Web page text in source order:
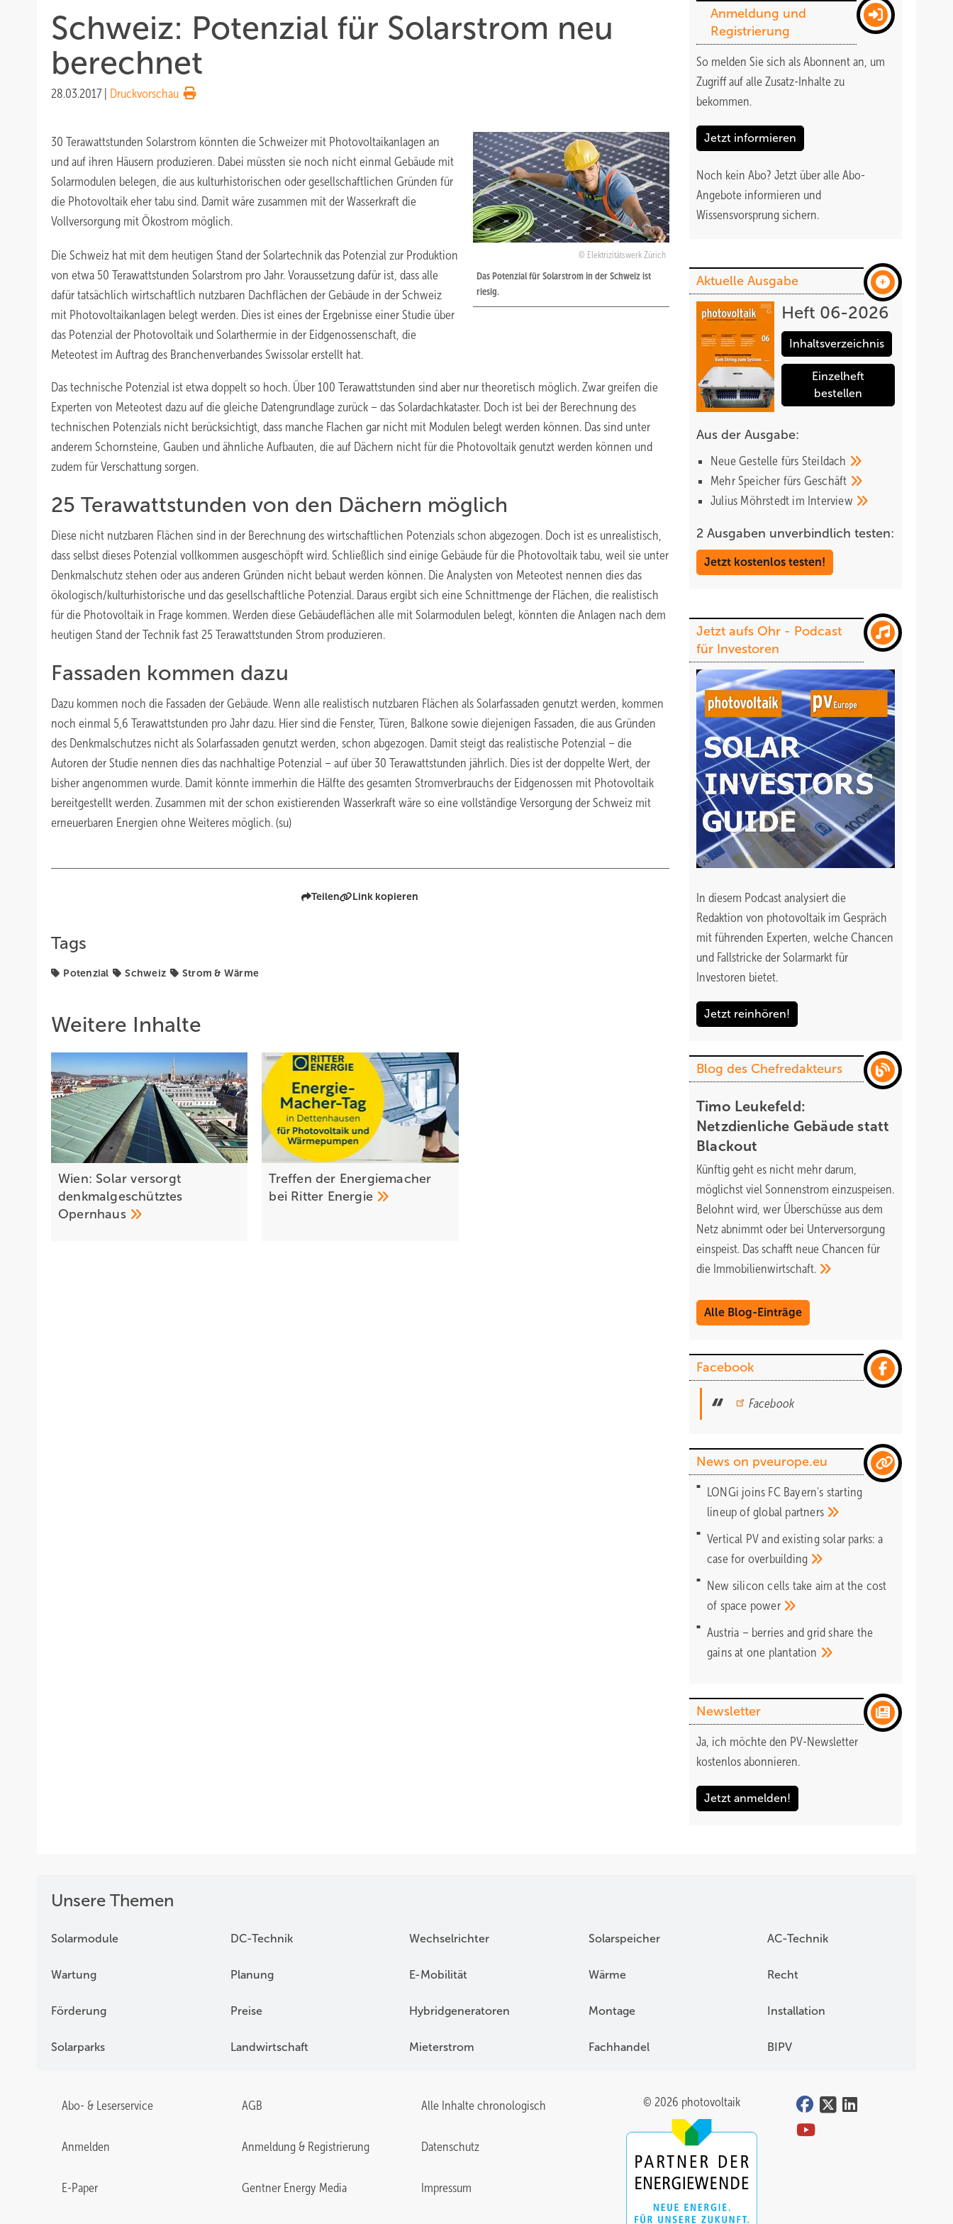
Schweiz: Potenzial für Solarstrom neu
berechnet
28.03.2017 Druckvorschau
Elektrizitätswerk Zürich
Das Potenzial für Solarstrom in der Schweiz ist
riesig.
30 Terawattstunden Solarstrom könnten die Schweizer mit Photovoltaikanlagen an
und auf ihren Häusern produzieren. Dabei müssten sie noch nicht einmal Gebäude mit
Solarmodulen belegen, die aus kulturhistorischen oder gesellschaftlichen Gründen für
die Photovoltaik eher tabu sind. Damit wäre zusammen mit der Wasserkraft die
Vollversorgung mit Ökostrom möglich.
Die Schweiz hat mit dem heutigen Stand der Solartechnik das Potenzial zur Produktion
von etwa 50 Terawattstunden Solarstrom pro Jahr. Voraussetzung dafür ist, dass alle
dafür tatsächlich wirtschaftlich nutzbaren Dachflächen der Gebäude in der Schweiz
mit Photovoltaikanlagen belegt werden. Dies ist eines der Ergebnisse einer Studie über
das Potenzial der Photovoltaik und Solarthermie in der Eidgenossenschaft, die
Meteotest im Auftrag des Branchenverbandes Swissolar erstellt hat.
Das technische Potenzial ist etwa doppelt so hoch. Über 100 Terawattstunden sind aber nur theoretisch möglich. Zwar greifen die
Experten von Meteotest dazu auf die gleiche Datengrundlage zurück – das Solardachkataster. Doch ist bei der Berechnung des
technischen Potenzials nicht berücksichtigt, dass manche Flachen gar nicht mit Modulen belegt werden können. Das sind unter
anderem Schornsteine, Gauben und ähnliche Aufbauten, die auf Dächern nicht für die Photovoltaik genutzt werden können und
zudem für Verschattung sorgen.
25 Terawattstunden von den Dächern möglich
Diese nicht nutzbaren Flächen sind in der Berechnung des wirtschaftlichen Potenzials schon abgezogen. Doch ist es unrealistisch,
dass selbst dieses Potenzial vollkommen ausgeschöpft wird. Schließlich sind einige Gebäude für die Photovoltaik tabu, weil sie unter
Denkmalschutz stehen oder aus anderen Gründen nicht bebaut werden können. Die Analysten von Meteotest nennen dies das
ökologisch/kulturhistorische und das gesellschaftliche Potenzial. Daraus ergibt sich eine Schnittmenge der Flächen, die realistisch
für die Photovoltaik in Frage kommen. Werden diese Gebäudeflächen alle mit Solarmodulen belegt, könnten die Anlagen nach dem
heutigen Stand der Technik fast 25 Terawattstunden Strom produzieren.
Fassaden kommen dazu
Dazu kommen noch die Fassaden der Gebäude. Wenn alle realistisch nutzbaren Flächen als Solarfassaden genutzt werden, kommen
noch einmal 5,6 Terawattstunden pro Jahr dazu. Hier sind die Fenster, Türen, Balkone sowie diejenigen Fassaden, die aus Gründen
des Denkmalschutzes nicht als Solarfassaden genutzt werden, schon abgezogen. Damit steigt das realistische Potenzial – die
Autoren der Studie nennen dies das nachhaltige Potenzial – auf über 30 Terawattstunden jährlich. Dies ist der doppelte Wert, der
bisher angenommen wurde. Damit könnte immerhin die Hälfte des gesamten Stromverbrauchs der Eidgenossen mit Photovoltaik
bereitgestellt werden. Zusammen mit der schon existierenden Wasserkraft wäre so eine vollständige Versorgung der Schweiz mit
erneuerbaren Energien ohne Weiteres möglich. (su)
Teilen Link kopieren
Tags
Potenzial Schweiz Strom & Wärme
Weitere Inhalte
Wien: Solar versorgt
denkmalgeschütztes
Opernhaus
Treffen der Energiemacher
bei Ritter Energie
Anmeldung und
Registrierung
So melden Sie sich als Abonnent an, um
Zugriff auf alle Zusatz-Inhalte zu
bekommen.
Jetzt informieren
Noch kein Abo? Jetzt über alle Abo-
Angebote informieren und
Wissensvorsprung sichern.
Aktuelle Ausgabe
Heft 06-2026
Inhaltsverzeichnis
Einzelheft
bestellen
Aus der Ausgabe:
Neue Gestelle fürs Steildach
Mehr Speicher fürs Geschäft
Julius Möhrstedt im Interview
2 Ausgaben unverbindlich testen:
Jetzt kostenlos testen!
Jetzt aufs Ohr - Podcast
für Investoren
In diesem Podcast analysiert die
Redaktion von photovoltaik im Gespräch
mit führenden Experten, welche Chancen
und Fallstricke der Solarmarkt für
Investoren bietet.
Jetzt reinhören!
Blog des Chefredakteurs
Timo Leukefeld:
Netzdienliche Gebäude statt
Blackout
Künftig geht es nicht mehr darum,
möglichst viel Sonnenstrom einzuspeisen.
Belohnt wird, wer Überschüsse aus dem
Netz abnimmt oder bei Unterversorgung
einspeist. Das schafft neue Chancen für
die Immobilienwirtschaft.
Alle Blog-Einträge
Facebook
Facebook
News on pveurope.eu
LONGi joins FC Bayern's starting
lineup of global partners
Vertical PV and existing solar parks: a
case for overbuilding
New silicon cells take aim at the cost
of space power
Austria – berries and grid share the
gains at one plantation
Newsletter
Ja, ich möchte den PV-Newsletter
kostenlos abonnieren.
Jetzt anmelden!
Unsere Themen
Solarmodule DC-Technik Wechselrichter Solarspeicher AC-Technik
Wartung Planung E-Mobilität Wärme Recht
Förderung Preise Hybridgeneratoren Montage Installation
Solarparks Landwirtschaft Mieterstrom Fachhandel BIPV
Abo- & Leserservice AGB Alle Inhalte chronologisch
Anmelden Anmeldung & Registrierung Datenschutz
E-Paper Gentner Energy Media Impressum
© 2026 photovoltaik